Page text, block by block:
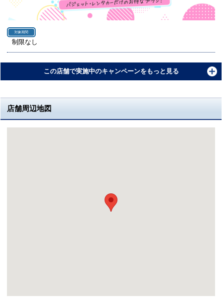
対象期間
制限なし
この店舗で実施中のキャンペーンをもっと見る
店舗周辺地図